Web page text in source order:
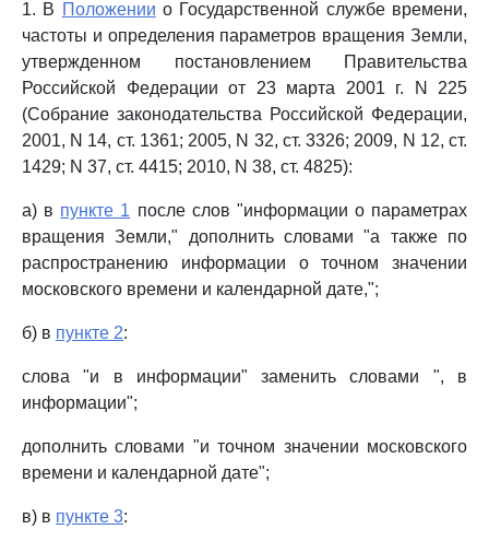
1. В Положении о Государственной службе времени,
частоты и определения параметров вращения Земли,
утвержденном постановлением Правительства
Российской Федерации от 23 марта 2001 г. N 225
(Собрание законодательства Российской Федерации,
2001, N 14, ст. 1361; 2005, N 32, ст. 3326; 2009, N 12, ст.
1429; N 37, ст. 4415; 2010, N 38, ст. 4825):
а) в пункте 1 после слов "информации о параметрах
вращения Земли," дополнить словами "а также по
распространению информации о точном значении
московского времени и календарной дате,";
б) в пункте 2:
слова "и в информации" заменить словами ", в
информации";
дополнить словами "и точном значении московского
времени и календарной дате";
в) в пункте 3: